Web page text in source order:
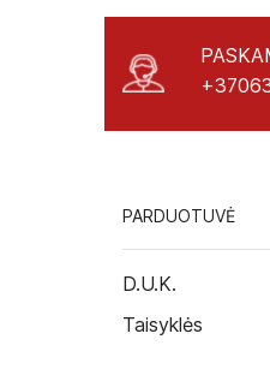
PARDUOTUVĖ
D.U.K.
Taisyklės